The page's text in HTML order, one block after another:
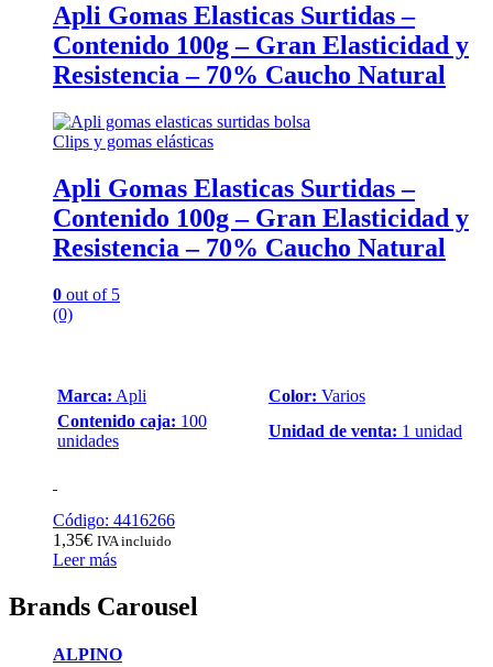
Apli Gomas Elasticas Surtidas –
Contenido 100g – Gran Elasticidad y
Resistencia – 70% Caucho Natural
Clips y gomas elásticas
Apli Gomas Elasticas Surtidas –
Contenido 100g – Gran Elasticidad y
Resistencia – 70% Caucho Natural
0 out of 5
(0)
Marca: Apli Color: Varios
Contenido caja: 100
unidades
Unidad de venta: 1 unidad
Código: 4416266
1,35€ IVA incluido
Leer más
Brands Carousel
ALPINO